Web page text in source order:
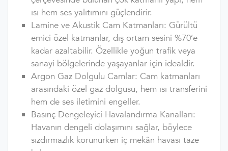
ısı hem ses yalıtımını güçlendirir.
Lamine ve Akustik Cam Katmanları: Gürültü
emici özel katmanlar, dış ortam sesini %70’e
kadar azaltabilir. Özellikle yoğun trafik veya
sanayi bölgelerinde yaşayanlar için idealdir.
Argon Gaz Dolgulu Camlar: Cam katmanları
arasındaki özel gaz dolgusu, hem ısı transferini
hem de ses iletimini engeller.
Basınç Dengeleyici Havalandırma Kanalları:
Havanın dengeli dolaşımını sağlar, böylece
sızdırmazlık korunurken iç mekân havası taze